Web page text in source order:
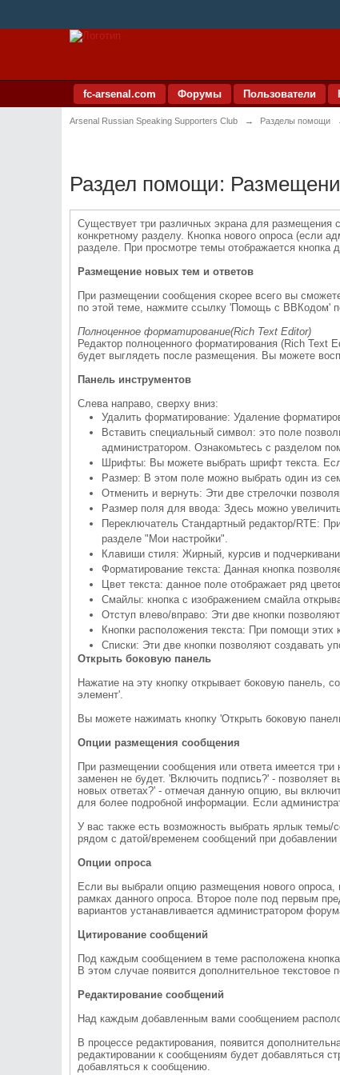
fc-arsenal.com Форумы Пользователи
Arsenal Russian Speaking Supporters Club → Разделы помощи
Раздел помощи:
Существует три различных экрана для размещения
конкретному разделу. Кнопка нового опроса (если
разделе. При просмотре темы отображается
Размещение новых тем и ответов
При размещении сообщения скорее всего вы
по этой теме, нажмите ссылку 'Помощь с BBКодом'
Полноценное форматирование(Rich Text Editor)
Редактор полноценного форматирования (Rich Text
будет выглядеть после размещения. Вы можете
Панель инструментов
Слева направо, сверху вниз:
Удалить форматирование: Удаление
Вставить специальный символ: это поле
администратором. Ознакомьтесь с разделом
Шрифты: Вы можете выбрать шрифт текста.
Размер: В этом поле можно выбрать один из
Отменить и вернуть: Эти две стрелочки
Размер поля для ввода: Здесь можно
Переключатель Стандартный редактор/RTE:
разделе "Мои настройки".
Клавиши стиля: Жирный, курсив и
Форматирование текста: Данная кнопка
Цвет текста: данное поле отображает ряд
Смайлы: кнопка с изображением смайла
Отступ влево/вправо: Эти две кнопки
Кнопки расположения текста: При помощи
Списки: Эти две кнопки позволяют создавать
Открыть боковую панель
Нажатие на эту кнопку открывает боковую
элемент'.
Вы можете нажимать кнопку 'Открыть боковую
Опции размещения сообщения
При размещении сообщения или ответа имеется
заменен не будет. 'Включить подпись?' - позволяет
новых ответах?' - отмечая данную опцию, вы
для более подробной информации. Если
У вас также есть возможность выбрать ярлык
рядом с датой/временем сообщений при добавлении
Опции опроса
Если вы выбрали опцию размещения нового опроса,
рамках данного опроса. Второе поле под первым
вариантов устанавливается администратором
Цитирование сообщений
Под каждым сообщением в теме расположена
В этом случае появится дополнительное
Редактирование сообщений
Над каждым добавленным вами сообщением
В процессе редактирования, появится
редактировании к сообщениям будет добавляться
добавляться к сообщению.